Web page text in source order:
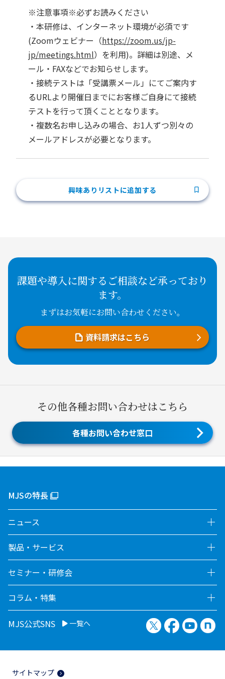
※注意事項※必ずお読みください
・本研修は、インターネット環境が必須です
(Zoomウェビナー（https://zoom.us/jp-
jp/meetings.html）を利用)。詳細は別途、メ
ール・FAXなどでお知らせします。
・接続テストは「受講票メール」にてご案内す
るURLより開催日までにお客様ご自身にて接続
テストを行って頂くこととなります。
・複数名お申し込みの場合、お1人ずつ別々の
メールアドレスが必要となります。
興味ありリストに追加する
課題や導入に関するご相談など承っており
ます。
まずはお気軽にお問い合わせください。
資料請求はこちら
その他各種お問い合わせはこちら
各種お問い合わせ窓口
MJSの特長
ニュース
製品・サービス
セミナー・研修会
コラム・特集
MJS公式SNS 一覧へ X（旧Twitter）
Facebook
サイトマップ